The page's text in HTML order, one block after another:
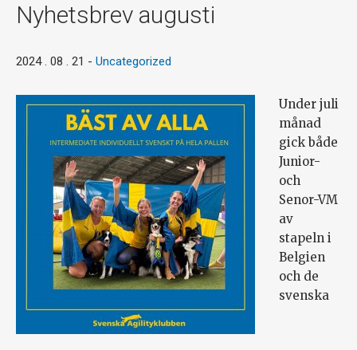
Nyhetsbrev augusti
2024 . 08 . 21 - Uncategorized
Under juli
månad
gick både
Junior-
och
Senor-VM
av
stapeln i
Belgien
och de
svenska